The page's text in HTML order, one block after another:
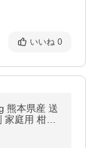
いいね 0
熊本県産 送
庭用 柑橘
土日祝除